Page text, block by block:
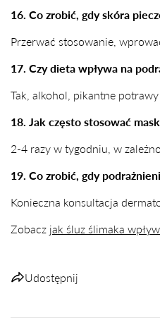
16. Co zrobić, gdy skóra
Przerwać stosowanie,
17. Czy dieta wpływa na
Tak, alkohol, pikantne
18. Jak często stosować
2-4 razy w tygodniu, w
19. Co zrobić, gdy
Konieczna konsultacja
Zobacz jak śluz ślimaka
Udostępnij